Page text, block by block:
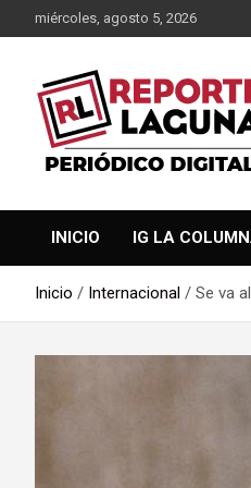
al
miércoles, agosto 5, 2026
Reporte
INICIO IG LA
Inicio Internacional Se va